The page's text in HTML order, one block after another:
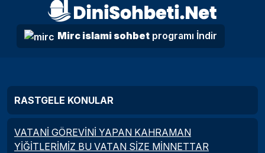
Mirc islami sohbet programı İndir
RASTGELE KONULAR
VATANİ GÖREVİNİ YAPAN KAHRAMAN
YİĞİTLERİMİZ BU VATAN SİZE MİNNETTAR